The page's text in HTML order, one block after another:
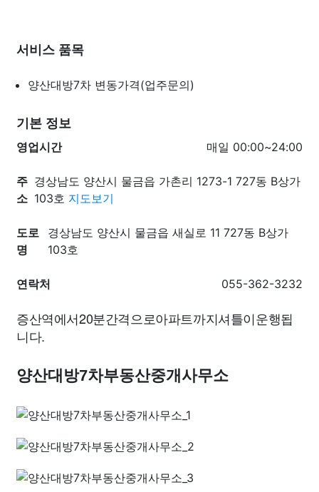
서비스 품목
양산대방7차 변동가격(업주문의)
기본 정보
영업시간
매일 00:00~24:00
주
소
경상남도 양산시 물금읍 가촌리 1273-1 727동 B상가
103호 지도보기
도로
명
경상남도 양산시 물금읍 새실로 11 727동 B상가
103호
연락처 055-362-3232
증산역에서20분간격으로아파트까지셔틀이운행됩
니다.
양산대방7차부동산중개사무소